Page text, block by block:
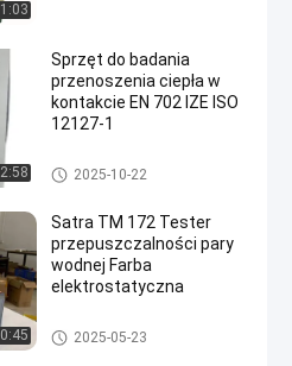
Sprzęt do badania
przenoszenia ciepła w
kontakcie EN 702 IZE ISO
12127-1
Sprzęt testowy
2025-10-22
Satra TM 172 Tester
przepuszczalności pary
wodnej Farba
elektrostatyczna
Sprzęt testowy
2025-05-23